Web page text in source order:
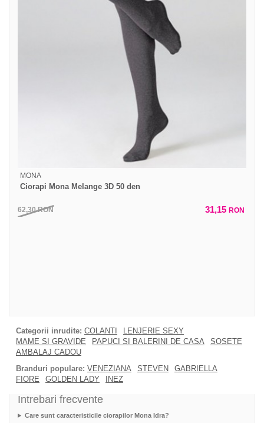
MONA
Ciorapi Mona Melange 3D 50 den
62,30RON 31,15 RON
Categorii inrudite: COLANTI
LENJERIE SEXY
MAME SI GRAVIDE
PAPUCI SI BALERINI DE CASA
SOSETE
AMBALAJ CADOU
Branduri populare: VENEZIANA STEVEN
GABRIELLA
FIORE
GOLDEN LADY INEZ
Intrebari frecvente
Care sunt caracteristicile ciorapilor Mona Idra?